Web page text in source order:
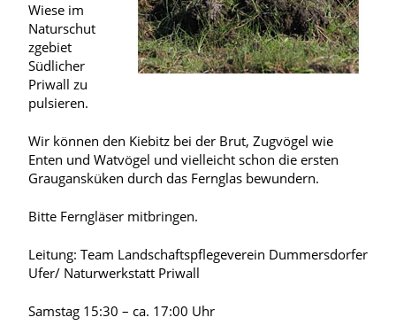
Wiese im
Naturschut
zgebiet
Südlicher
Priwall zu
pulsieren.
Wir können den Kiebitz bei der Brut, Zugvögel wie
Enten und Watvögel und vielleicht schon die ersten
Graugansküken durch das Fernglas bewundern.
Bitte Ferngläser mitbringen.
Leitung: Team Landschaftspflegeverein Dummersdorfer
Ufer/ Naturwerkstatt Priwall
Samstag 15:30 – ca. 17:00 Uhr